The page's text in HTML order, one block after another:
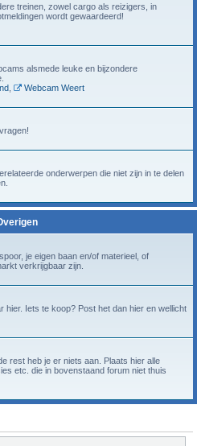
treinen, zowel cargo als reizigers, in
wordt gewaardeerd!
alsmede leuke en bijzondere
,
Webcam Weert
onderwerpen die niet zijn in te delen
je eigen baan en/of materieel, of
verkrijgbaar zijn.
hier. Iets te koop? Post het dan hier en wellicht
rest heb je er niets aan. Plaats hier alle
etc. die in bovenstaand forum niet thuis